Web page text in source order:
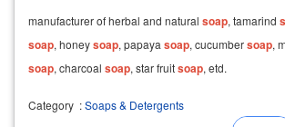
manufacturer of herbal and natural soap, tamarind
soap, honeysoap, papaya soap, cucumbersoap,
soap, charcoal soap, star fruitsoap, etd.
Category :Soaps & Detergents